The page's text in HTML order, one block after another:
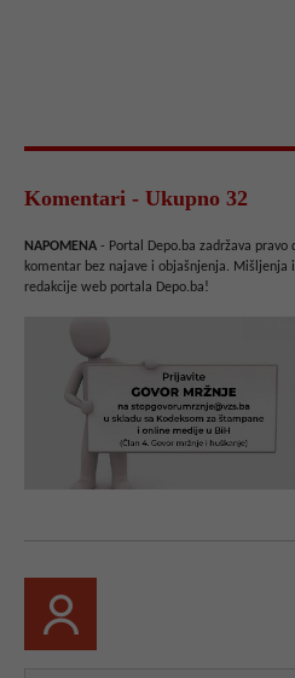
Komentari - Ukupno 32
NAPOMENA - Portal Depo.ba zadržava
komentar bez najave i objašnjenja. Mišljenja
redakcije web portala Depo.ba!